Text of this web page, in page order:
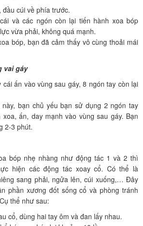
đầu cúi về phía trước.
và các ngón còn lại tiến hành xoa bóp
vừa phải, không quá mạnh.
bóp, bạn đã cảm thấy vô cùng thoải mái
vai gáy
cái ấn vào vùng sau gáy, 8 ngón tay còn lại
bạn chủ yếu bạn sử dụng 2 ngón tay
ấn, day mạnh vào vùng sau gáy. Bạn
2-3 phút.
bóp nhẹ nhàng như động tác 1 và 2 thì
hiện các động tác xoay cổ. Có thể là
sang phải, ngửa lên, cúi xuống,… Đây
phần xương đốt sống cổ và phòng tránh
thể như sau:
cổ, dùng hai tay ôm và đan lấy nhau.